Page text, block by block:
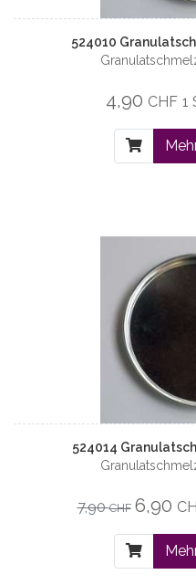
524010
4,90 CHF 1
524014
7,90CHF 6,90